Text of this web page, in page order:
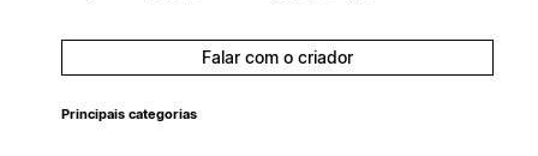
Falar com o criador
Principais categorias